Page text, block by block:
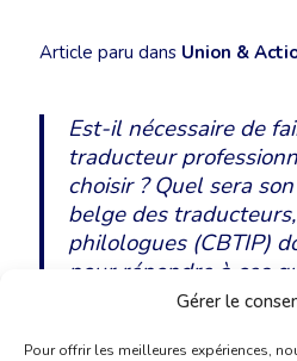
Gérer le
Pour offrir les meilleures expériences,
Article paru dans Union &
Est-il nécessaire de
traducteur
choisir ? Quel sera
belge des
philologues (CBTIP)
pour répondre à ces
Lire l’article